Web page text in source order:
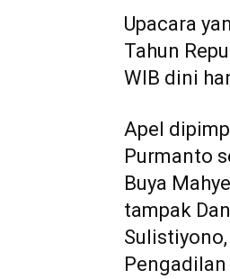
Upacara
Tahun
WIB dini
Apel
Purmanto
Buya
tampak